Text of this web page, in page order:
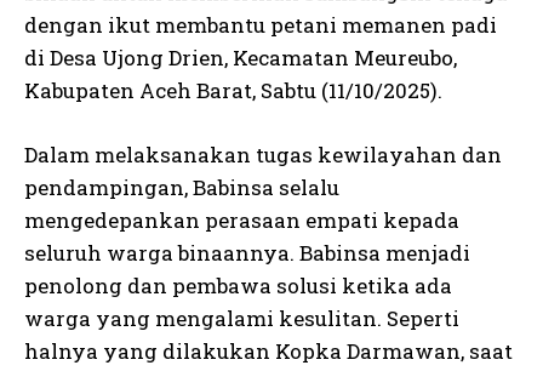
dengan ikut membantu petani memanen padi
di Desa Ujong Drien, Kecamatan Meureubo,
Kabupaten Aceh Barat, Sabtu (11/10/2025).
Dalam melaksanakan tugas kewilayahan dan
pendampingan, Babinsa selalu
mengedepankan perasaan empati kepada
seluruh warga binaannya. Babinsa menjadi
penolong dan pembawa solusi ketika ada
warga yang mengalami kesulitan. Seperti
halnya yang dilakukan Kopka Darmawan, saat